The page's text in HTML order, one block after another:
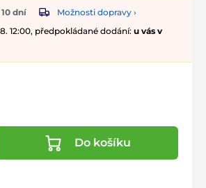
dní
Možnosti dopravy ›
12:00, předpokládané dodání: u vás v
Do košíku